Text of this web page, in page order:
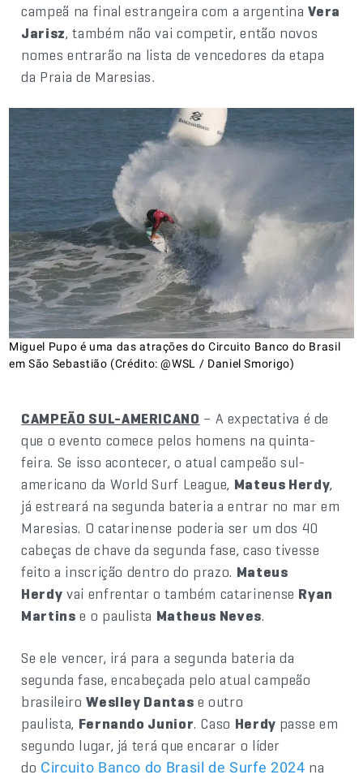
campeã na final estrangeira com a argentinaVera
Jarisz, também não vai competir, então novos
nomes entrarão na lista de vencedores da etapa
da Praia de Maresias.
Miguel Pupo é uma das atrações do Circuito Banco do Brasil
em São Sebastião (Crédito: @WSL / Daniel Smorigo)
CAMPEÃO SUL-AMERICANO – A expectativa é de
que o evento comece pelos homens na quinta-
feira. Se isso acontecer, o atual campeão sul-
americano da World Surf League, Mateus Herdy,
já estreará na segunda bateria a entrar no mar em
Maresias. O catarinense poderia ser um dos 40
cabeças de chave da segunda fase, caso tivesse
feito a inscrição dentro do prazo. Mateus
Herdy vai enfrentar o também catarinense Ryan
Martins e o paulista Matheus Neves.
Se ele vencer, irá para a segunda bateria da
segunda fase, encabeçada pelo atual campeão
brasileiroWeslley Dantas e outro
paulista, Fernando Junior. Caso Herdy passe em
segundo lugar, já terá que encarar o líder
do Circuito Banco do Brasil de Surfe 2024 na